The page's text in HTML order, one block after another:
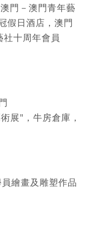
－澳門青年藝
假日酒店，澳門
十周年會員
，牛房倉庫，
畫及雕塑作品